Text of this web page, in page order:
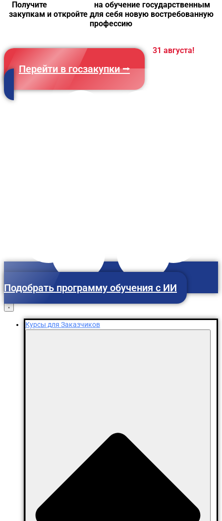
Ульяновск
Получите
на обучение государственным
закупкам и откройте для себя новую востребованную
профессию
Предложение действительно до 31 августа!
Перейти в госзакупки ⭢
Подобрать программу обучения с ИИ
Курсы для Заказчиков